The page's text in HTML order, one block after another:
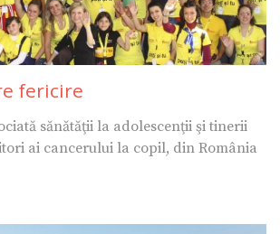
fericire
sănătăţii la adolescenţii şi tinerii
ai cancerului la copil, din România